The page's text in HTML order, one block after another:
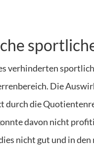
verhinderten
Die
durch die
davon nicht
nicht gut und in den